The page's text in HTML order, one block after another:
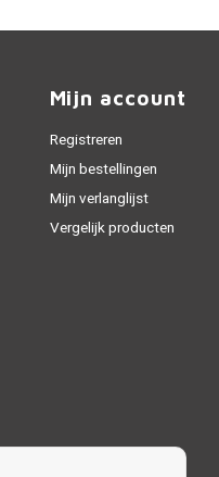
Mijn account
Registreren
Mijn bestellingen
Mijn verlanglijst
Vergelijk producten